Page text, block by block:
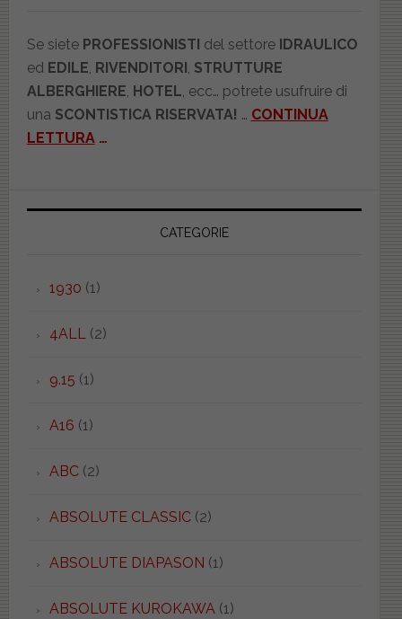
Se siete PROFESSIONISTI del settore IDRAULICO
ed EDILE, RIVENDITORI , STRUTTURE
ALBERGHIERE, HOTEL, ecc… potrete usufruire di
una SCONTISTICA RISERVATA! … CONTINUA
LETTURA…
CATEGORIE
1930 (1)
4ALL(2)
9.15 (1)
A16 (1)
ABC(2)
ABSOLUTE CLASSIC(2)
ABSOLUTE DIAPASON (1)
ABSOLUTE KUROKAWA(1)